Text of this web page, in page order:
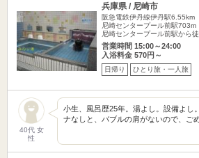
兵庫県 / 尼崎市
阪急電鉄伊丹線伊丹駅6.55km
尼崎センタープール前駅703m
尼崎センタープール前駅から
営業時間 15:00～24:00
入浴料金 570円～
日帰り ひとり旅・一人旅
40代 女
性
小生、風呂歴25年。湯よし。設備よし
ナなしと、バブルの肩がないので、ご